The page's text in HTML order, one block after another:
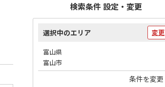
検索条件 設定・変更
選択中のエリア 変更
富山県
富山市
条件を変更